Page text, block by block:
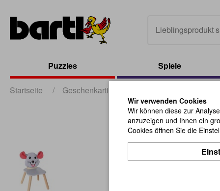
Puzzles Spiele
Startseite / Geschenkartikel
Wir verwenden Cookies
Wir können diese zur
anzuzeigen und Ihnen ein
Cookies öffnen Sie die